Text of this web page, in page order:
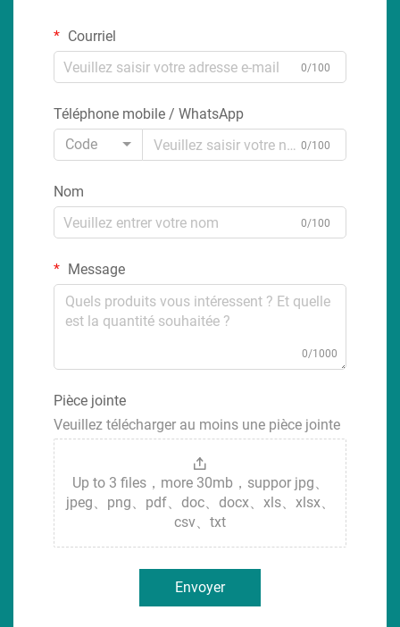
Courriel
0/100
Téléphone mobile / WhatsApp
Code
0/100
Nom
0/100
Message
0/1000
Pièce jointe
Veuillez télécharger au moins une pièce jointe
Up to 3 files，more 30mb，suppor jpg、
jpeg、png、pdf、doc、docx、xls、xlsx、
csv、txt
Envoyer